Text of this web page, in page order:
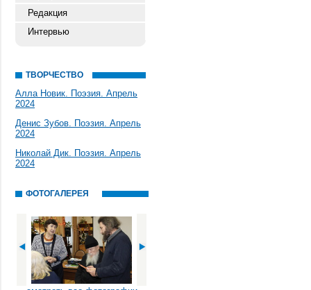
Редакция
Интервью
ТВОРЧЕСТВО
Алла Новик. Поэзия. Апрель
2024
Денис Зубов. Поэзия. Апрель
2024
Николай Дик. Поэзия. Апрель
2024
ФОТОГАЛЕРЕЯ